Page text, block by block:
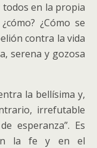
en la propia
¿Cómo se
contra la vida
serena y gozosa
la bellísima y,
irrefutable
esperanza”. Es
la fe y en el